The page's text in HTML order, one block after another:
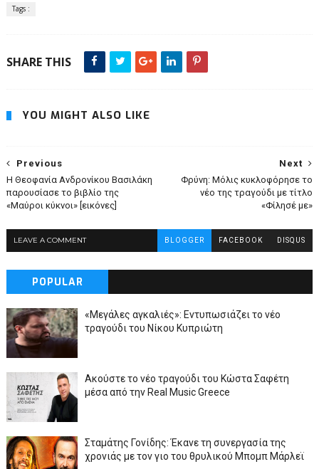
Tags :
SHARE THIS
YOU MIGHT ALSO LIKE
Next
Φρύνη: Μόλις κυκλοφόρησε το
νέο της τραγούδι με τίτλο
«Φίλησέ με»
Previous
Η Θεοφανία Ανδρονίκου Βασιλάκη
παρουσίασε το βιβλίο της
«Μαύροι κύκνοι» [εικόνες]
LEAVE A COMMENT BLOGGER FACEBOOK DISQUS
POPULAR
«Μεγάλες αγκαλιές»: Εντυπωσιάζει το νέο
τραγούδι του Νίκου Κυπριώτη
Ακούστε το νέο τραγούδι του Κώστα Σαφέτη
μέσα από την Real Music Greece
Σταμάτης Γονίδης: Έκανε τη συνεργασία της
χρονιάς με τον γιο του θρυλικού Μπομπ Μάρλεϊ